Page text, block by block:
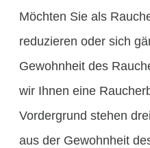
Möchten Sie als
reduzieren oder sich
Gewohnheit des
wir Ihnen eine
Vordergrund stehen
aus der Gewohnheit